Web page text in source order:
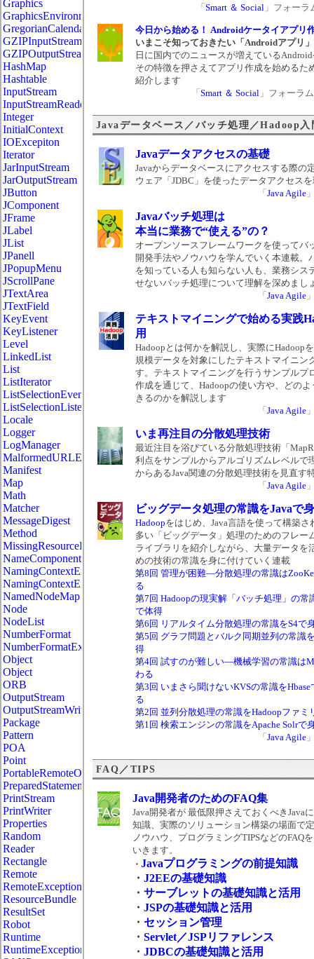
「 Smart ＆ Social 」フォーラ
今日から始める！ Androidケータイアプリ
いまこそ知っておきたい「Androidアプリ
日に国内でのニュースが増えている
その特徴を押さえてアプリ作成を始めるた
紹介します
「 Smart ＆ Social 」フォーラ
Javaデータベース／バッチ処理／Hadoop入
Javaデータアクセスの基礎
Javaからデータベースにアクセスする際の
ウェア「JDBC」を使ったデータアクセス
「 Java Agile
Javaバッチ処理は
本当に業務で“使える”の？
オープンソースフレームワークを使ってバ
開発手法やノウハウを学んでいく本連載。
を知っている人も知らない人も、業務シス
せないバッチ処理について理解を深めまし
「 Java Agile
テキストマイニングで始める実践
用
Hadoopとは何かを解説し、実際にHadoop
規模データを対象にしたテキストマイニン
す。テキストマイニングを行うサンプルプ
作成を通じて、Hadoopの使い方や、どの
きるのかを解説します
「 Java Agile
いま再注目の分散処理技術
最近注目を浴びている分散処理技術「
利点をサンプルからアルゴリズムレベルで
からあるJava関連の分散処理技術を見直す
「 Java Agile
ビッグデータ処理の常識をJavaで
Hadoopをはじめ、Java言語を使って構築さ
多い「ビッグデータ」処理のためのフレー
ライブラリを紹介しながら、大量データを
めの技術の常識を身に付けていく連載
第8回 管理が困難―分散処理の常識は
る
第7回 Hadoopの現実解「バッチ処理」の常
で体得
第6回 リアルタイム分散処理の常識をS4で
第5回 グラフ問題とバルク同期並列の常識
得
第4回 試すのが難しい―機械学習の常識は
わる
第3回 いまさら聞けないKVSの常識をHbase
る
第2回 並列分散処理の常識をHadoopファミ
第1回 検索エンジンの常識をApache Solrで
「 Java Agile
FAQ／TIPS
Java開発者のためのFAQ集
Java開発者が 最低限押さえておくべきJava
知識、実際のソリューション構築の場面で
ノウハウ、プログラミングTIPSなどのFAQ
いきます。
・ Javaプログラミングの前提知識
・ J2EEの基礎知識
・ サーブレットの基礎知識と活用
・ JSPの基礎知識と活用
・ セッション管理
・ Servlet／JSPリファレンス
・ JDBCの基礎知識と活用
Graphics
GraphicsEnvironment
GregorianCalendar
GZIPInputStream
GZIPOutputStream
HashMap
Hashtable
InputStream
InputStreamReader
Integer
InitialContext
IOExcepiton
Iterator
JarInputStream
JarOutputStream
JButton
JComponent
JFrame
JLabel
JList
JPanell
JPopupMenu
JScrollPane
JTextArea
JTextField
KeyEvent
KeyListener
Level
LinkedList
List
ListIterator
ListSelectionEvent
ListSelectionListener
Locale
Logger
LogManager
MalformedURLException
Manifest
Map
Math
Matcher
MessageDigest
Method
MissingResourceException
NameComponent
NamingContextExt
NamingContextExtHelper
NamedNodeMap
Node
NodeList
NumberFormat
NumberFormatException
Object
Object
ORB
OutputStream
OutputStreamWriter
Package
Pattern
POA
Point
PortableRemoteObject
PreparedStatement
PrintStream
PrintWriter
Properties
Random
Reader
Rectangle
Remote
RemoteException
ResourceBundle
ResultSet
Robot
Runtime
RuntimeException